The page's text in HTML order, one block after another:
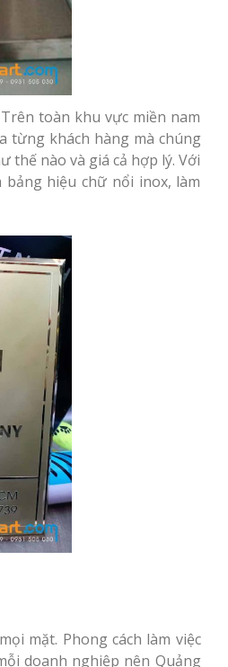
toàn khu vực miền nam
từng khách hàng mà chúng
thế nào và giá cả hợp lý. Với
hiệu chữ nổi inox, làm
mặt. Phong cách làm việc
doanh nghiệp nên Quảng